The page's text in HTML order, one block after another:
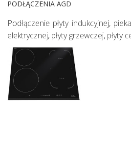
PODŁĄCZENIA AGD
Podłączenie płyty indukcyjnej,
elektrycznej, płyty grzewczej, płyty